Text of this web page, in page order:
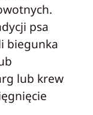
psa
biegunka
lub krew